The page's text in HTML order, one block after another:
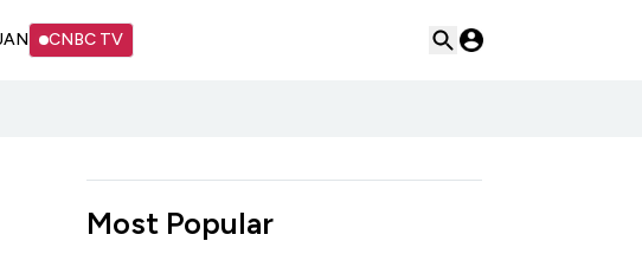
CNBC TV
Most Popular